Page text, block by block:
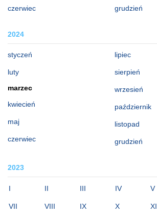
czerwiec grudzień
2024
styczeń
luty
marzec
kwiecień
maj
czerwiec
lipiec
sierpień
wrzesień
październik
listopad
grudzień
2023
I II III IV V
VII VIII IX X XI